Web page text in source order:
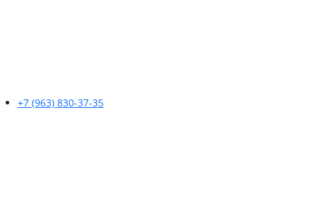
+7 (963) 830-37-35